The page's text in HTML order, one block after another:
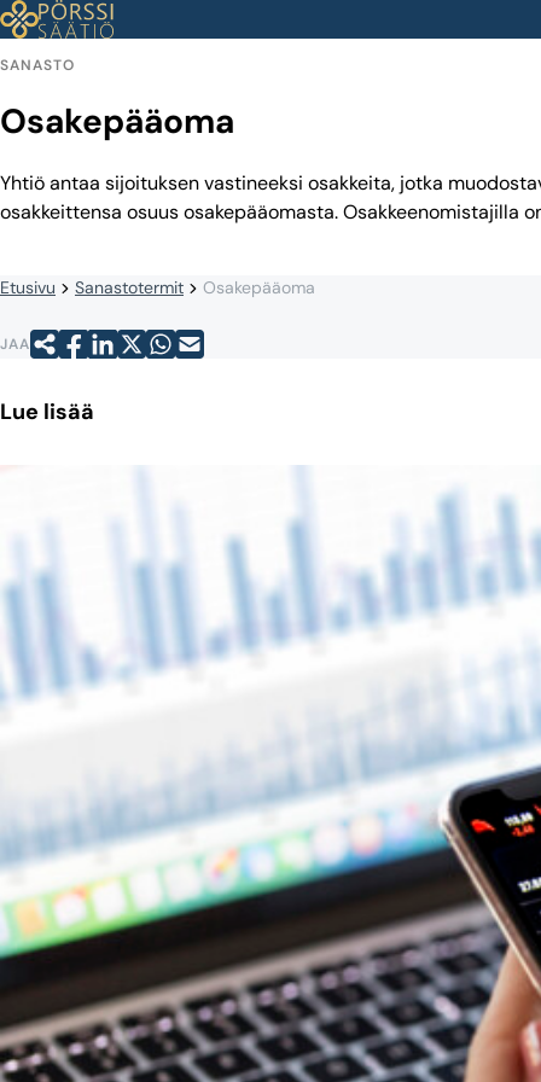
Siirry
sisältöön
SANASTO
Osakepääoma
Yhtiö antaa sijoituksen vastineeksi osakkeita, jotka
osakkeittensa osuus osakepääomasta. Osakkeenomistajilla
Etusivu Sanastotermit Osakepääoma
JAA
Lue lisää